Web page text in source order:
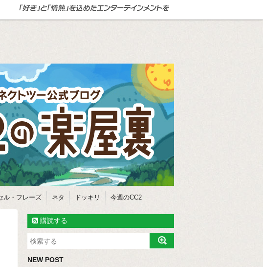
ル・フレーズ ネタ ドッキリ 今週のCC2
購読する
NEW POST